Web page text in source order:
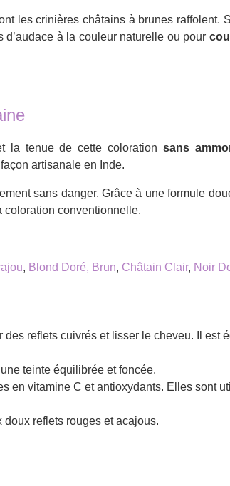
les crinières châtains à brunes raffolent.
à la couleur naturelle ou pour
la tenue de cette colorationsans
artisanale en Inde.
sans danger. Grâce à une formule
coloration conventionnelle.
, Blond Doré, Brun, Châtain Clair, Noir
reflets cuivrés et lisser le cheveu. Il est
teinte équilibrée et foncée.
en vitamine C et antioxydants. Elles sont
reflets rouges et acajous.